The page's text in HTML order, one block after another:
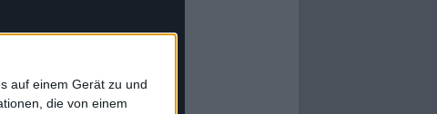
auf einem Gerät zu und
die von einem